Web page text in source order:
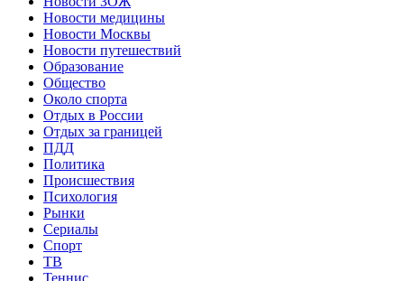
Новости медицины
Новости Москвы
Новости путешествий
Образование
Общество
Около спорта
Отдых в России
Отдых за границей
ПДД
Политика
Происшествия
Психология
Рынки
Сериалы
Спорт
ТВ
Теннис